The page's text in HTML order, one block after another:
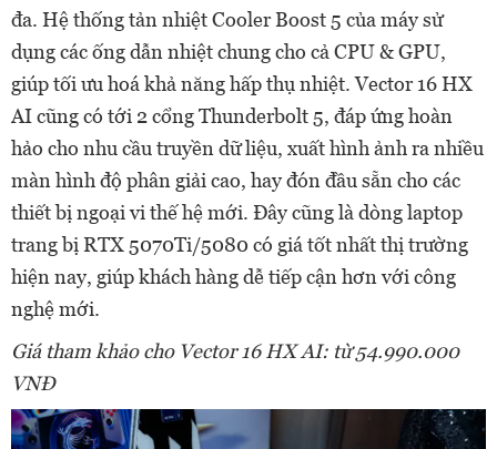
đa. Hệ thống tản nhiệt Cooler Boost 5 của máy sử
dụng các ống dẫn nhiệt chung cho cả CPU & GPU,
giúp tối ưu hoá khả năng hấp thụ nhiệt. Vector 16 HX
AI cũng có tới 2 cổng Thunderbolt 5, đáp ứng hoàn
hảo cho nhu cầu truyền dữ liệu, xuất hình ảnh ra nhiều
màn hình độ phân giải cao, hay đón đầu sẵn cho các
thiết bị ngoại vi thế hệ mới. Đây cũng là dòng laptop
trang bị RTX 5070Ti/5080 có giá tốt nhất thị trường
hiện nay, giúp khách hàng dễ tiếp cận hơn với công
nghệ mới.
Giá tham khảo cho Vector 16HX AI: từ 54.990.000
VNĐ